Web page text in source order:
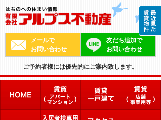
メールで
お問い合わせ
友だち追加で
お問い合わせ
ご予約者様には優先的にご案内致します。